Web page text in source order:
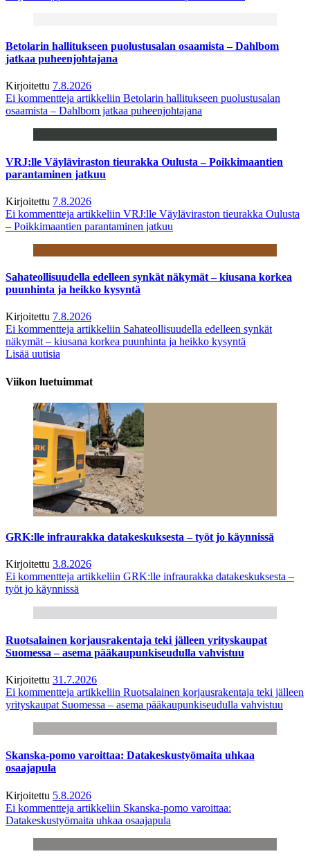
Betolarin hallitukseen puolustusalan osaamista – Dahlbom
jatkaa puheenjohtajana
Kirjoitettu 7.8.2026
Ei kommentteja artikkeliin Betolarin hallitukseen puolustusalan
osaamista – Dahlbom jatkaa puheenjohtajana
VRJ:lle Väyläviraston tieurakka Oulusta – Poikkimaantien
parantaminen jatkuu
Kirjoitettu 7.8.2026
Ei kommentteja artikkeliin VRJ:lle Väyläviraston tieurakka Oulusta
– Poikkimaantien parantaminen jatkuu
Sahateollisuudella edelleen synkät näkymät – kiusana korkea
puunhinta ja heikko kysyntä
Kirjoitettu 7.8.2026
Ei kommentteja artikkeliin Sahateollisuudella edelleen synkät
näkymät – kiusana korkea puunhinta ja heikko kysyntä
Lisää uutisia
Viikon luetuimmat
GRK:lle infraurakka datakeskuksesta – työt jo käynnissä
Kirjoitettu 3.8.2026
Ei kommentteja artikkeliin GRK:lle infraurakka datakeskuksesta –
työt jo käynnissä
Ruotsalainen korjausrakentaja teki jälleen yrityskaupat
Suomessa – asema pääkaupunkiseudulla vahvistuu
Kirjoitettu 31.7.2026
Ei kommentteja artikkeliin Ruotsalainen korjausrakentaja teki jälleen
yrityskaupat Suomessa – asema pääkaupunkiseudulla vahvistuu
Skanska-pomo varoittaa: Datakeskustyömaita uhkaa
osaajapula
Kirjoitettu 5.8.2026
Ei kommentteja artikkeliin Skanska-pomo varoittaa:
Datakeskustyömaita uhkaa osaajapula